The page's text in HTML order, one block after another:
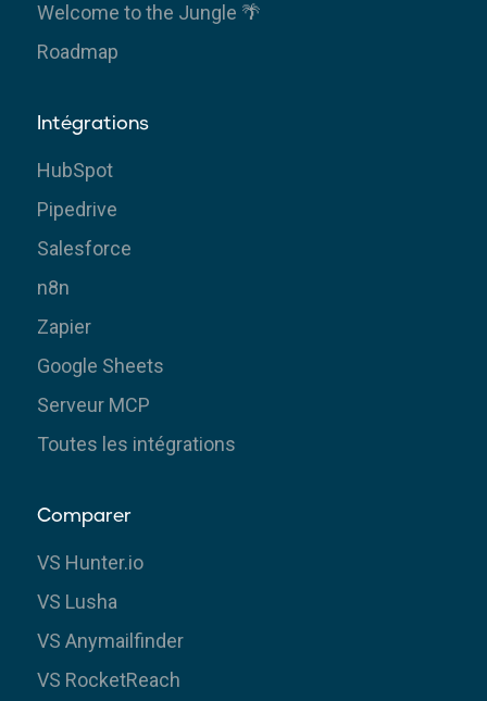
Welcome to the Jungle 🌴
Roadmap
Intégrations
HubSpot
Pipedrive
Salesforce
n8n
Zapier
Google Sheets
Serveur MCP
Toutes les intégrations
Comparer
VS Hunter.io
VS Lusha
VS Anymailfinder
VS RocketReach